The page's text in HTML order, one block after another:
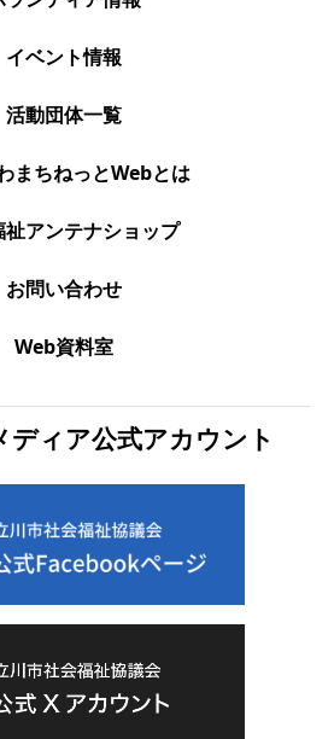
イベント情報
活動団体一覧
まちねっとWebとは
祉アンテナショップ
お問い合わせ
Web資料室
ディア公式アカウント